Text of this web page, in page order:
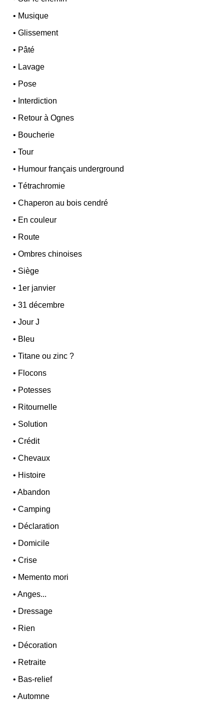
• Musique
•Glissement
• Pâté
• Lavage
• Pose
• Interdiction
• Retour à Ognes
• Boucherie
•Tour
• Humour français underground
•Tétrachromie
•Chaperon au bois cendré
• En couleur
• Route
•Ombres chinoises
• Siège
• 1er janvier
•31 décembre
•Jour J
• Bleu
•Titane ou zinc ?
• Flocons
• Potesses
• Ritournelle
• Solution
•Crédit
•Chevaux
• Histoire
•Abandon
•Camping
• Déclaration
• Domicile
•Crise
• Memento mori
•Anges...
• Dressage
• Rien
• Décoration
• Retraite
• Bas-relief
•Automne